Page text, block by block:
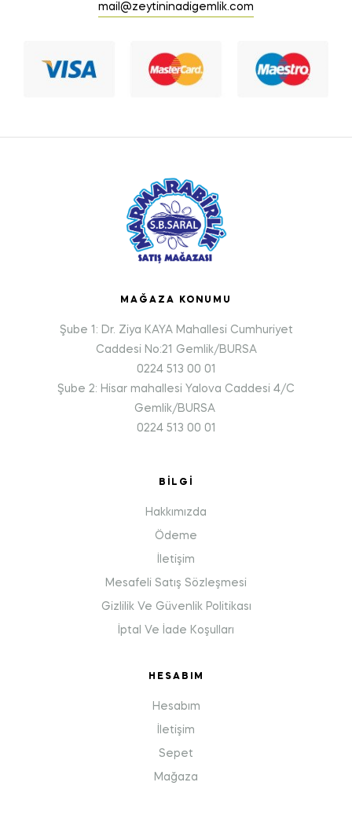
mail@zeytininadigemlik.com
MAĞAZA KONUMU
Şube 1: Dr. Ziya KAYA Mahallesi Cumhuriyet
Caddesi No:21 Gemlik/BURSA
0224 513 00 01
Şube 2: Hisar mahallesi Yalova Caddesi 4/C
Gemlik/BURSA
0224 513 00 01
BILGI
Hakkımızda
Ödeme
İletişim
Mesafeli Satış Sözleşmesi
Gizlilik Ve Güvenlik Politikası
İptal Ve İade Koşulları
HESABIM
Hesabım
İletişim
Sepet
Mağaza